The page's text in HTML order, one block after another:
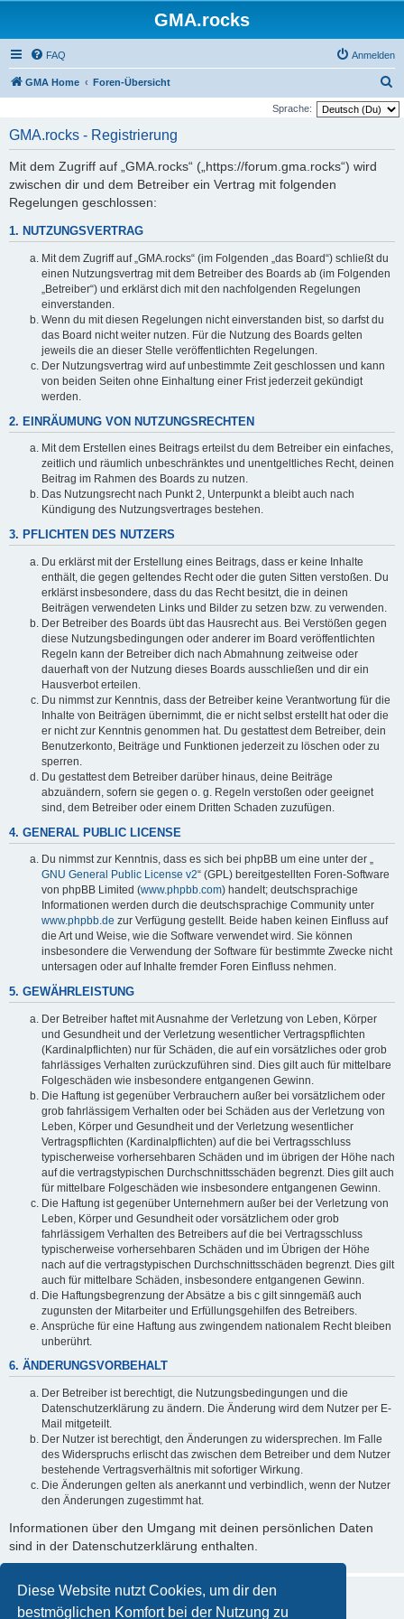
Diese Website nutzt Cookies, um dir den
bestmöglichen Komfort bei der Nutzung zu
GMA.rocks
FAQ Anmelden
GMA Home Foren-Übersicht
u
Sprache:
GMA.rocks - Registrierung
Mit dem Zugriff auf „GMA.rocks“ („https://forum.gma.rocks“) wird
zwischen dir und dem Betreiber ein Vertrag mit folgenden
Regelungen geschlossen:
1. NUTZUNGSVERTRAG
Mit dem Zugriff auf „GMA.rocks“ (im Folgenden „das Board“) schließt du
einen Nutzungsvertrag mit dem Betreiber des Boards ab (im Folgenden
„Betreiber“) und erklärst dich mit den nachfolgenden Regelungen
einverstanden.
Wenn du mit diesen Regelungen nicht einverstanden bist, so darfst du
das Board nicht weiter nutzen. Für die Nutzung des Boards gelten
jeweils die an dieser Stelle veröffentlichten Regelungen.
Der Nutzungsvertrag wird auf unbestimmte Zeit geschlossen und kann
von beiden Seiten ohne Einhaltung einer Frist jederzeit gekündigt
werden.
2. EINRÄUMUNG VON NUTZUNGSRECHTEN
Mit dem Erstellen eines Beitrags erteilst du dem Betreiber ein einfaches,
zeitlich und räumlich unbeschränktes und unentgeltliches Recht, deinen
Beitrag im Rahmen des Boards zu nutzen.
Das Nutzungsrecht nach Punkt 2, Unterpunkt a bleibt auch nach
Kündigung des Nutzungsvertrages bestehen.
3. PFLICHTEN DES NUTZERS
Du erklärst mit der Erstellung eines Beitrags, dass er keine Inhalte
enthält, die gegen geltendes Recht oder die guten Sitten verstoßen. Du
erklärst insbesondere, dass du das Recht besitzt, die in deinen
Beiträgen verwendeten Links und Bilder zu setzen bzw. zu verwenden.
Der Betreiber des Boards übt das Hausrecht aus. Bei Verstößen gegen
diese Nutzungsbedingungen oder anderer im Board veröffentlichten
Regeln kann der Betreiber dich nach Abmahnung zeitweise oder
dauerhaft von der Nutzung dieses Boards ausschließen und dir ein
Hausverbot erteilen.
Du nimmst zur Kenntnis, dass der Betreiber keine Verantwortung für die
Inhalte von Beiträgen übernimmt, die er nicht selbst erstellt hat oder die
er nicht zur Kenntnis genommen hat. Du gestattest dem Betreiber, dein
Benutzerkonto, Beiträge und Funktionen jederzeit zu löschen oder zu
sperren.
Du gestattest dem Betreiber darüber hinaus, deine Beiträge
abzuändern, sofern sie gegen o. g. Regeln verstoßen oder geeignet
sind, dem Betreiber oder einem Dritten Schaden zuzufügen.
4. GENERAL PUBLIC LICENSE
Du nimmst zur Kenntnis, dass es sich bei phpBB um eine unter der „
GNU General Public License v2“ (GPL) bereitgestellten Foren-Software
von phpBB Limited (www.phpbb.com) handelt; deutschsprachige
Informationen werden durch die deutschsprachige Community unter
www.phpbb.de zur Verfügung gestellt. Beide haben keinen Einfluss auf
die Art und Weise, wie die Software verwendet wird. Sie können
insbesondere die Verwendung der Software für bestimmte Zwecke nicht
untersagen oder auf Inhalte fremder Foren Einfluss nehmen.
5. GEWÄHRLEISTUNG
Der Betreiber haftet mit Ausnahme der Verletzung von Leben, Körper
und Gesundheit und der Verletzung wesentlicher Vertragspflichten
(Kardinalpflichten) nur für Schäden, die auf ein vorsätzliches oder grob
fahrlässiges Verhalten zurückzuführen sind. Dies gilt auch für mittelbare
Folgeschäden wie insbesondere entgangenen Gewinn.
Die Haftung ist gegenüber Verbrauchern außer bei vorsätzlichem oder
grob fahrlässigem Verhalten oder bei Schäden aus der Verletzung von
Leben, Körper und Gesundheit und der Verletzung wesentlicher
Vertragspflichten (Kardinalpflichten) auf die bei Vertragsschluss
typischerweise vorhersehbaren Schäden und im übrigen der Höhe nach
auf die vertragstypischen Durchschnittsschäden begrenzt. Dies gilt auch
für mittelbare Folgeschäden wie insbesondere entgangenen Gewinn.
Die Haftung ist gegenüber Unternehmern außer bei der Verletzung von
Leben, Körper und Gesundheit oder vorsätzlichem oder grob
fahrlässigem Verhalten des Betreibers auf die bei Vertragsschluss
typischerweise vorhersehbaren Schäden und im Übrigen der Höhe
nach auf die vertragstypischen Durchschnittsschäden begrenzt. Dies gilt
auch für mittelbare Schäden, insbesondere entgangenen Gewinn.
Die Haftungsbegrenzung der Absätze a bis c gilt sinngemäß auch
zugunsten der Mitarbeiter und Erfüllungsgehilfen des Betreibers.
Ansprüche für eine Haftung aus zwingendem nationalem Recht bleiben
unberührt.
6. ÄNDERUNGSVORBEHALT
Der Betreiber ist berechtigt, die Nutzungsbedingungen und die
Datenschutzerklärung zu ändern. Die Änderung wird dem Nutzer per E-
Mail mitgeteilt.
Der Nutzer ist berechtigt, den Änderungen zu widersprechen. Im Falle
des Widerspruchs erlischt das zwischen dem Betreiber und dem Nutzer
bestehende Vertragsverhältnis mit sofortiger Wirkung.
Die Änderungen gelten als anerkannt und verbindlich, wenn der Nutzer
den Änderungen zugestimmt hat.
Informationen über den Umgang mit deinen persönlichen Daten
sind in der Datenschutzerklärung enthalten.